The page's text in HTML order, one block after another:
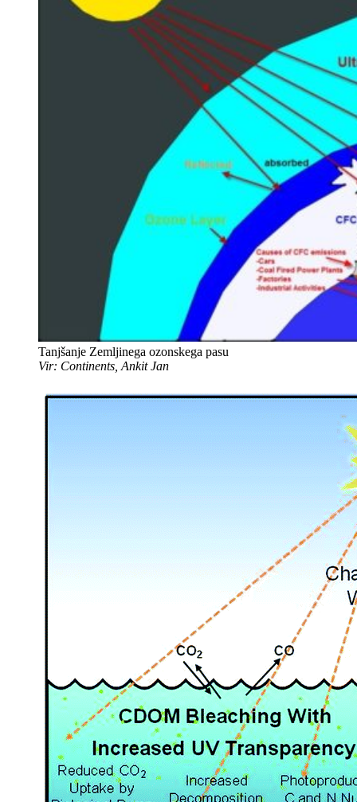
Tanjšanje Zemljinega ozonskega pasu
Vir: Continents, Ankit Jan